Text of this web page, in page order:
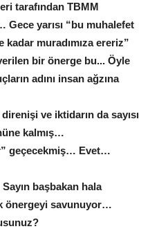
tarafından TBMM
Gece yarısı “bu muhalefet
muradımıza ereriz”
bir önerge bu... Öyle
adını insan ağzına
ve iktidarın da sayısı
kalmış…
geçecekmiş… Evet…
başbakan hala
önergeyi savunuyor…